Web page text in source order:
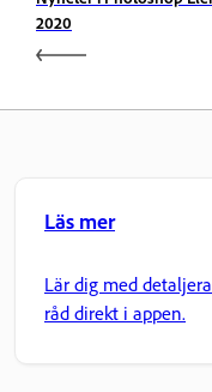
2020
Läs mer
Lär dig med
råd direkt i appen.